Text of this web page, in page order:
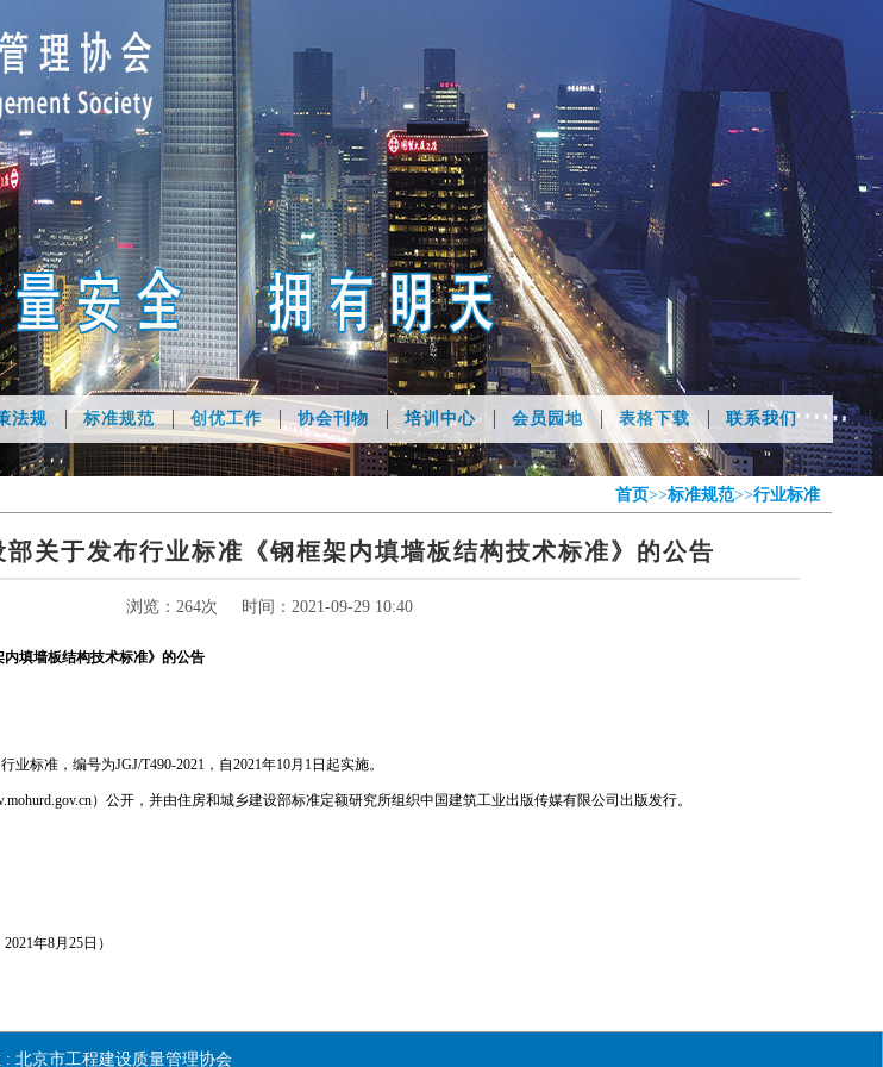
法规 标准规范 创优工作 协会刊物 培训中心 会员园地 表格下载 联系我们
首页>>标准规范>>行业标准
关于发布行业标准《钢框架内填墙板结构技术标准》的公告
浏览：264次 时间：2021-09-29 10:40
填墙板结构技术标准》的公告
标准，编号为JGJ/T490-2021，自2021年10月1日起实施。
）公开，并由住房和城乡建设部标准定额研究所组织中国建筑工业出版传媒有限公司出版发行。
年8月25日）
: 北京市工程建设质量管理协会